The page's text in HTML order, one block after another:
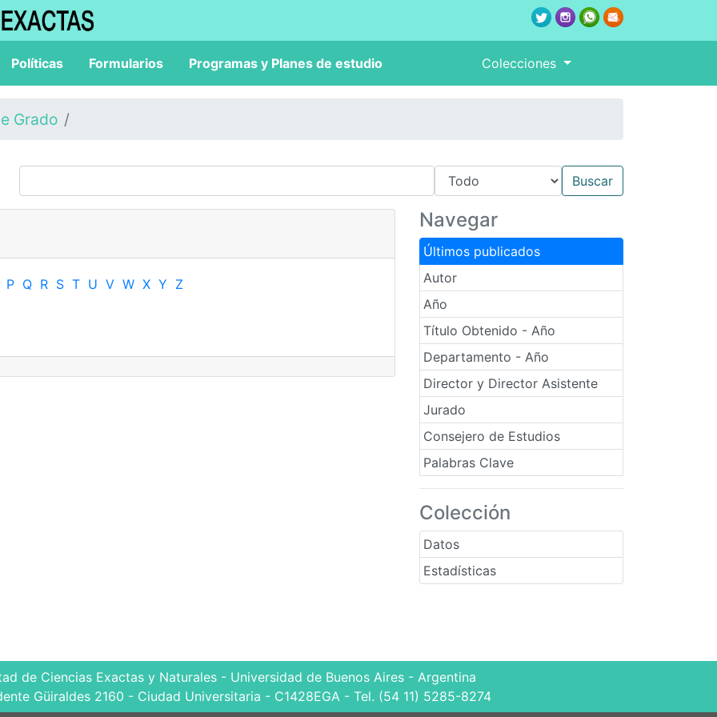
Políticas Formularios Programas y Planes de estudio Colecciones
Grado
Navegar
Últimos publicados
Autor
Año
Título Obtenido - Año
Departamento - Año
Director y Director Asistente
Jurado
Consejero de Estudios
Palabras Clave
Colección
Datos
Estadísticas
P Q R S T U V W X Y Z
de Ciencias Exactas y Naturales - Universidad de Buenos Aires - Argentina
Güiraldes 2160 - Ciudad Universitaria - C1428EGA - Tel. (54 11) 5285-8274